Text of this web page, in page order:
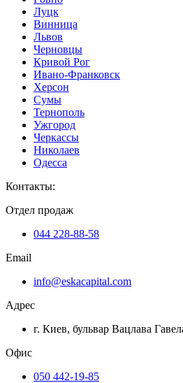
Луцк
Винница
Львов
Черновцы
Кривой Рог
Ивано-Франковск
Херсон
Сумы
Тернополь
Ужгород
Черкассы
Николаев
Одесса
Контакты:
Отдел продаж
044 228-88-58
Email
info@eskacapital.com
Адрес
г. Киев, бульвар Вацлава
Офис
050 442-19-85